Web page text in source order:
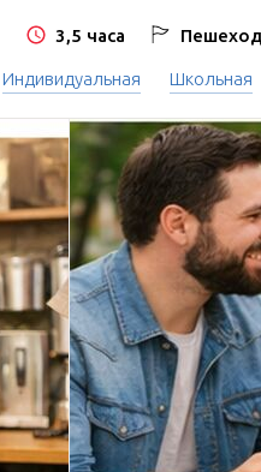
3,5 часа
Индивидуальная Школьная